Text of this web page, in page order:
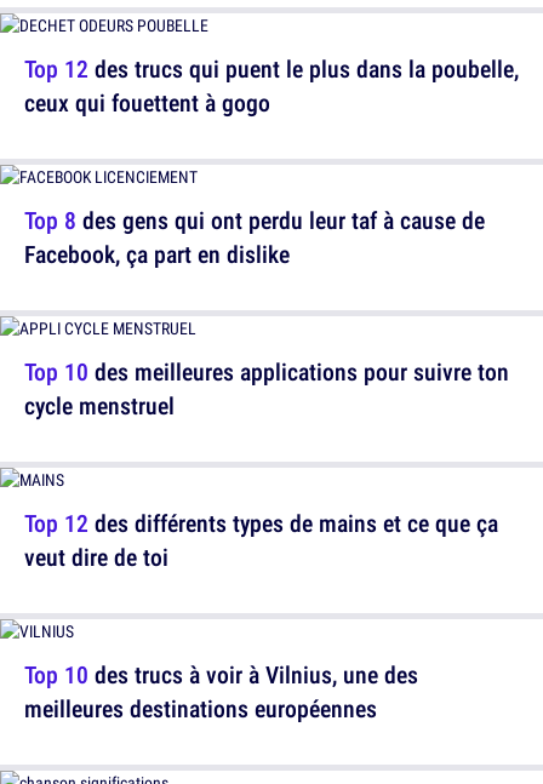
Top 8 des gens qui ont perdu leur taf à cause de
Facebook, ça part en dislike
Top 12 des différents types de mains et ce que ça
veut dire de toi
Top 12 des trucs qui puent le plus dans la poubelle,
ceux qui fouettent à gogo
Top 10 des meilleures applications pour suivre ton
cycle menstruel
Top 10 des trucs à voir à Vilnius, une des
meilleures destinations européennes